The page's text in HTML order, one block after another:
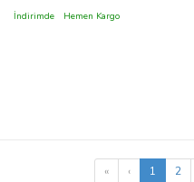
Stil Sandık, Mobilya Sahte
İndirimde Hemen Kargo
« ‹ 1 2